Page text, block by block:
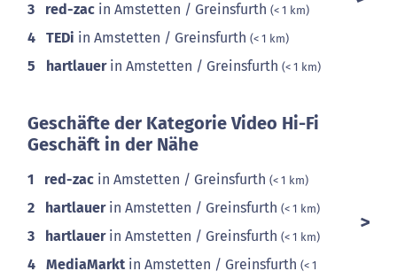
3 red-zac in Amstetten / Greinsfurth (< 1 km)
4 TEDi in Amstetten / Greinsfurth (< 1 km)
5 hartlauerin Amstetten / Greinsfurth (< 1 km)
Geschäfte der Kategorie Video Hi-Fi
Geschäft in der Nähe
1 red-zac in Amstetten / Greinsfurth (< 1 km)
2 hartlauerin Amstetten / Greinsfurth (< 1 km)
3 hartlauerin Amstetten / Greinsfurth (< 1 km)
4 MediaMarkt in Amstetten / Greinsfurth (< 1